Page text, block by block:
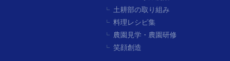
土耕部の取り組み
料理レシピ集
農園見学・農園研修
笑顔創造